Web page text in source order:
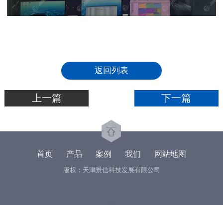
返回列表
上一篇 下一篇
首页 产品 案例 我们 网站地图
版权：天津景信科技发展有限公司